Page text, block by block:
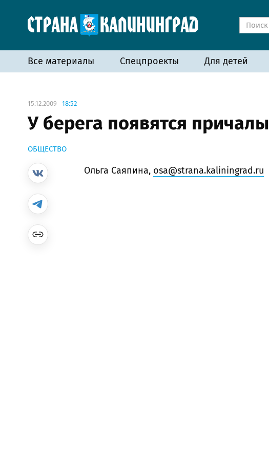
Все материалы Спецпроекты Для детей
15.12.2009 18:52
У берега появятся причалы
ОБЩЕСТВО
Ольга Саяпина, osa@strana.kaliningrad.ru